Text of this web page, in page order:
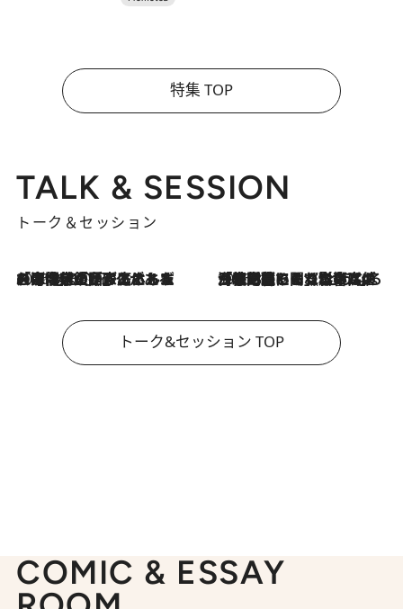
特集 TOP
TALK & SESSION
トーク＆セッション
2026.8.3
「今後値上げがあるとすれば…」「リスクがあるのは今年の冬」エネルギー専門家が語る、ホルムズ海峡封鎖が家庭にもたらす“ある心配” 2026.8.3
「住宅建てられない…」「サーチャージ料の高値が続いている」ホルムズ海峡封鎖による影響はいつまで続く？《エネルギー専門家に聞く“どうなる日本の暮らし”》
トーク&セッション TOP
COMIC & ESSAY